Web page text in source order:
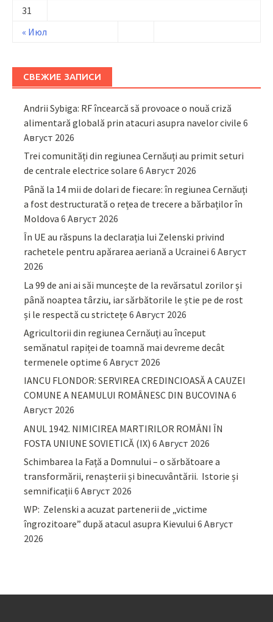
« Июл
31
СВЕЖИЕ ЗАПИСИ
Andrii Sybiga: RF încearcă să provoace o nouă criză
alimentară globală prin atacuri asupra navelor civile 6
Август 2026
Trei comunități din regiunea Cernăuți au primit seturi
de centrale electrice solare 6 Август 2026
Până la 14 mii de dolari de fiecare: în regiunea Cernăuți
a fost destructurată o rețea de trecere a bărbaților în
Moldova 6 Август 2026
În UE au răspuns la declarația lui Zelenski privind
rachetele pentru apărarea aeriană a Ucrainei 6 Август
2026
La 99 de ani ai săi muncește de la revărsatul zorilor și
până noaptea târziu, iar sărbătorile le știe pe de rost
și le respectă cu strictețe 6 Август 2026
Agricultorii din regiunea Cernăuți au început
semănatul rapiței de toamnă mai devreme decât
termenele optime 6 Август 2026
IANCU FLONDOR: SERVIREA CREDINCIOASĂ A CAUZEI
COMUNE A NEAMULUI ROMÂNESC DIN BUCOVINA6
Август 2026
ANUL 1942. NIMICIREA MARTIRILOR ROMÂNI ÎN
FOSTA UNIUNE SOVIETICĂ (IX) 6 Август 2026
Schimbarea la Față a Domnului – o sărbătoare a
transformării, renașterii și binecuvântării. Istorie și
semnificații 6 Август 2026
WP: Zelenski a acuzat partenerii de „victime
îngrozitoare” după atacul asupra Kievului 6 Август
2026